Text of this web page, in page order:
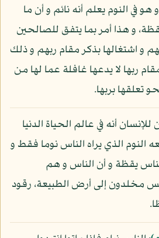
في النوم يعلم أنه نائم و أن ما
و هذا أمر بما يتفق للصالحين
و اشتغالها بذكر مقام ربهم و ذلك
ربها لا يدعها غافلة عما لها من
تعلقها بربها.
أنه في عالم الحياة الدنيا
النوم الذي يراه الناس نوما فقط و
يقظة و أن الناس و هم
مخلدون إلى أرض الطبيعة، رقود